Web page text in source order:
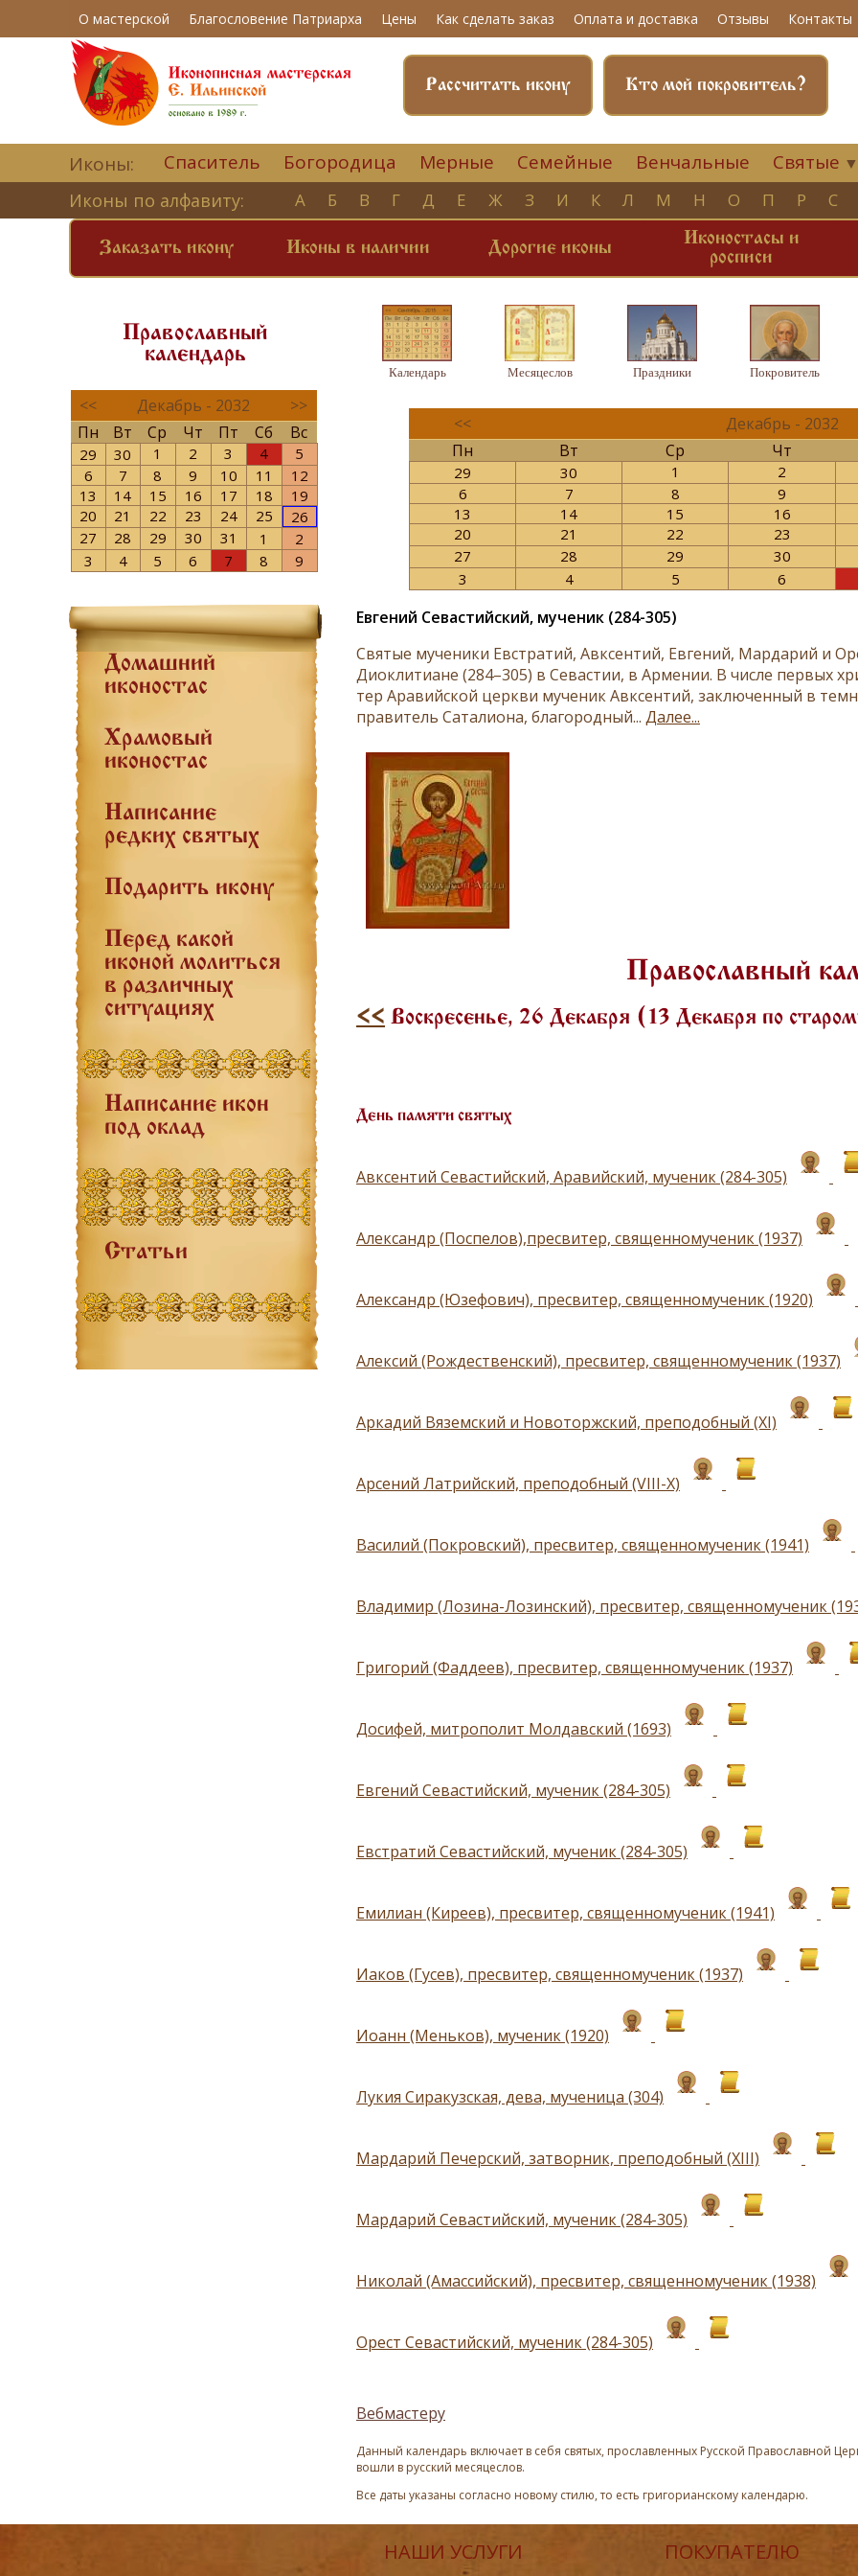
О мастерской Благословение Патриарха Цены Как сделать заказ Оплата и доставка Отзывы Контакты
Кто мой покровитель?
Рассчитать икону
Иконы: Спаситель Богородица Мерные Семейные Венчальные Святые ▼
Иконы по алфавиту: А Б В Г Д Е Ж З И К Л М Н О П Р С
Заказать икону Иконы в наличии Дорогие иконы
Иконостасы и
росписи
Православный
календарь
<< Декабрь - 2032
>>
Пн
Вт Ср Чт Пт Сб Вс
29 30 1 2 3 4
5
6
7 8 9 10 11
12
13
14 15 16 17 18
19
20
21 22 23 24 25
26
27
28 29 30 31 1
2
3
4 5 6 7 8 9
Домашний
иконостас
Храмовый
иконостас
Написание
редких святых
Подарить икону
Перед какой
иконой молиться
в различных
ситуациях
Написание икон
под оклад
Статьи
Календарь Месяцеслов Праздники Покровитель
<<
Декабрь - 2032
Пн
Вт Ср Чт
29 30 1
2
6
7 8
9
13
14 15
16
20
21 22
23
27
28 29
30
3
4 5 6
Евгений Севастийский, мученик (284-305)
Свя­тые му­че­ни­ки Ев­стра­тий, Авк­сен­тий, Ев­ге­ний, Мар­да­рий и
Дио­кли­ти­ане (284–305) в Се­ва­стии, в Ар­ме­нии. В чис­ле пер­вых
тер Ара­вий­ской церк­ви му­че­ник Авк­сен­тий, за­клю­чен­ный в
пра­ви­тель Са­та­ли­о­на, бла­го­род­ный... Далее...
Православный
<< Воскресенье, 26 Декабря (13 Декабря по
День памяти святых
Авксентий Севастийский, Аравийский, мученик (284-305)
Александр (Поспелов),пресвитер, священномученик (1937)
Александр (Юзефович), пресвитер, священномученик (1920)
Алексий (Рождественский), пресвитер, священномученик (1937)
Аркадий Вяземский и Новоторжский, преподобный (ХI)
Арсений Латрийский, преподобный (VIII-Х)
Василий (Покровский), пресвитер, священномученик (1941)
Владимир (Лозина-Лозинский), пресвитер, священномученик
Григорий (Фаддеев), пресвитер, священномученик (1937)
Досифей, митрополит Молдавский (1693)
Евгений Севастийский, мученик (284-305)
Евстратий Севастийский, мученик (284-305)
Емилиан (Киреев), пресвитер, священномученик (1941)
Иаков (Гусев), пресвитер, священномученик (1937)
Иоанн (Меньков), мученик (1920)
Лукия Сиракузская, дева, мученица (304)
Мардарий Печерский, затворник, преподобный (ХIII)
Мардарий Севастийский, мученик (284-305)
Николай (Амассийский), пресвитер, священномученик (1938)
Орест Севастийский, мученик (284-305)
Вебмастеру
Данный календарь включает в себя святых, прославленных Русской Православной
вошли в русский месяцеслов.
Все даты указаны согласно новому стилю, то есть григорианскому календарю.
НАШИ УСЛУГИ ПОКУПАТЕЛЮ